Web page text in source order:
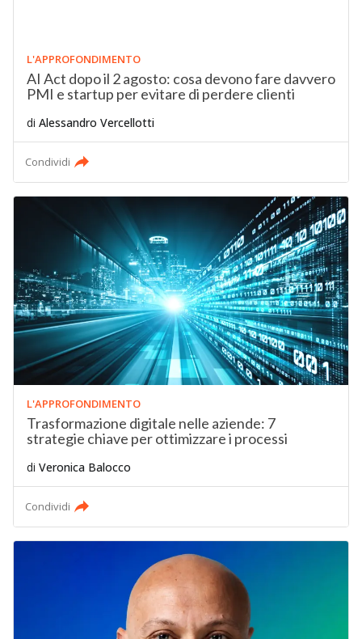
L'APPROFONDIMENTO
AI Act dopo il 2 agosto: cosa devono fare davvero
PMI e startup per evitare di perdere clienti
di Alessandro Vercellotti
Condividi
L'APPROFONDIMENTO
Trasformazione digitale nelle aziende: 7
strategie chiave per ottimizzare i processi
di Veronica Balocco
Condividi